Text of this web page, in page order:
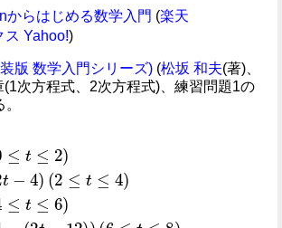
からはじめる数学入門 (楽天
ス Yahoo!)
版 数学入門シリーズ) (松坂 和夫(著)、
(1次方程式、2次方程式)、練習問題1の
2 )2 (2t -4
≤t≤ 6) 2(4 -( 2t -12))